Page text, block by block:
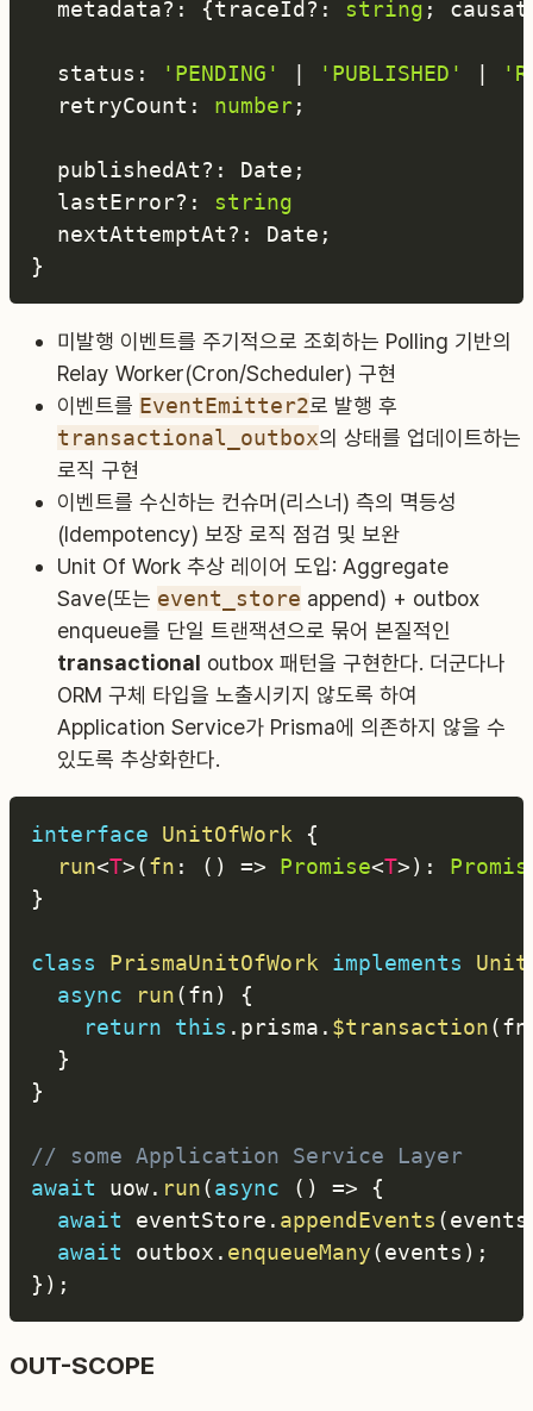
  metadata
? : {traceId ? : string ;
  status
: 'PENDING' 'PUBLISHED'
  retryCount
: number;
  publishedAt
? : Date ;
  lastError
? :
string
  nextAttemptAt
? : Date ;
}
미발행 이벤트를 주기적으로 조회하는 Polling 기반의
Relay Worker(Cron/Scheduler) 구현
이벤트를 EventEmitter2로 발행 후
transactional_outbox의 상태를 업데이트하는
로직 구현
이벤트를 수신하는 컨슈머(리스너) 측의 멱등성
(Idempotency) 보장 로직 점검 및 보완
Unit Of Work 추상 레이어 도입: Aggregate
Save(또는 event_store append) + outbox
enqueue를 단일 트랜잭션으로 묶어 본질적인
transactional outbox 패턴을 구현한다. 더군다나
ORM 구체 타입을 노출시키지 않도록 하여
Application Service가 Prisma에 의존하지 않을 수
있도록 추상화한다.
interface UnitOfWork
{
run<T>(fn : ( ) => Promise<T>) :
}
class PrismaUnitOfWork implements
async
run(fn)
{
return
this . prisma . $transaction(fn
}
}
// some Application Service Layer
await uow. run(async ( ) =>
{
await eventStore . appendEvents (events
await outbox . enqueueMany(events ) ;
} ) ;
OUT-SCOPE